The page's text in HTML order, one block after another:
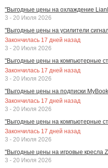
"Выгодные цены на охлаждение
3 - 20 Июля 2026
"Выгодные цены на усилители
Закончилась 17 дней назад
3 - 20 Июля 2026
"Выгодные цены на компьютерные
Закончилась 17 дней назад
3 - 20 Июля 2026
"Выгодные цены на подписки
Закончилась 17 дней назад
3 - 20 Июля 2026
"Выгодные цены на компьютерные
Закончилась 17 дней назад
3 - 20 Июля 2026
"Выгодные цены на игровые кресла
3 - 20 Июля 2026